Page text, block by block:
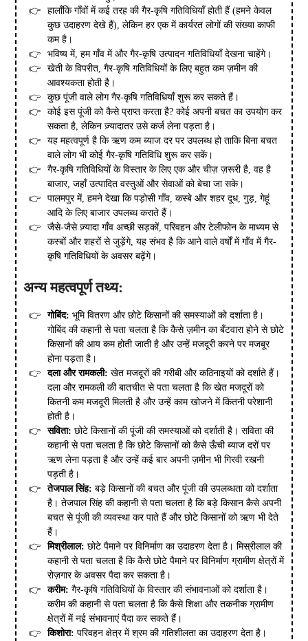
हालाँकि गाँवों में कई तरह की गैर-कृषि गतिविधियाँ होती हैं (हमने केवल
कुछ उदाहरण देखे हैं), लेकिन हर एक में कार्यरत लोगों की संख्या काफी
कम है।
भविष्य में, हम गाँव में और गैर-कृषि उत्पादन गतिविधियाँ देखना चाहेंगे।
खेती के विपरीत, गैर-कृषि गतिविधियों के लिए बहुत कम ज़मीन की
आवश्यकता होती है।
कुछ पूंजी वाले लोग गैर-कृषि गतिविधियाँ शुरू कर सकते हैं।
कोई इस पूंजी को कैसे प्राप्त करता है? कोई अपनी बचत का उपयोग कर
सकता है, लेकिन ज़्यादातर उसे कर्ज लेना पड़ता है।
यह महत्वपूर्ण है कि ऋण कम ब्याज दर पर उपलब्ध हो ताकि बिना बचत
वाले लोग भी कोई गैर-कृषि गतिविधि शुरू कर सकें।
गैर-कृषि गतिविधियों के विस्तार के लिए एक और चीज़ ज़रूरी है, वह है
बाजार, जहाँ उत्पादित वस्तुओं और सेवाओं को बेचा जा सके।
पालमपुर में, हमने देखा कि पड़ोसी गाँव, कस्बे और शहर दूध, गुड़, गेहूं
आदि के लिए बाजार उपलब्ध कराते हैं।
जैसे-जैसे ज़्यादा गाँव अच्छी सड़कों, परिवहन और टेलीफोन के माध्यम से
कस्बों और शहरों से जुड़ेंगे, यह संभव है कि आने वाले वर्षों में गाँव में गैर-
कृषि गतिविधियों के अवसर बढ़ेंगे।
अन्य महत्वपूर्ण तथ्य:
गोबिंद: भूमि वितरण और छोटे किसानों की समस्याओं को दर्शाता है।
गोबिंद की कहानी से पता चलता है कि कैसे ज़मीन का बँटवारा होने से छोटे
किसानों की आय कम होती जाती है और उन्हें मजदूरी करने पर मजबूर
होना पड़ता है।
दला और रामकली: खेत मजदूरों की गरीबी और कठिनाइयों को दर्शाते हैं।
दला और रामकली की बातचीत से पता चलता है कि खेत मजदूरों को
कितनी कम मजदूरी मिलती है और उन्हें काम खोजने में कितनी परेशानी
होती है।
सविता: छोटे किसानों की पूंजी की समस्याओं को दर्शाती है। सविता की
कहानी से पता चलता है कि छोटे किसानों को कैसे ऊँची ब्याज दरों पर
ऋण लेना पड़ता है और उन्हें कई बार अपनी ज़मीन भी गिरवी रखनी
पड़ती है।
तेजपाल सिंह: बड़े किसानों की बचत और पूंजी की उपलब्धता को दर्शाता
है। तेजपाल सिंह की कहानी से पता चलता है कि बड़े किसान कैसे अपनी
बचत से पूंजी की व्यवस्था कर पाते हैं और छोटे किसानों को ऋण भी देते
हैं।
मिश्रीलाल: छोटे पैमाने पर विनिर्माण का उदाहरण देता है। मिस्रीलाल की
कहानी से पता चलता है कि कैसे छोटे पैमाने पर विनिर्माण ग्रामीण क्षेत्रों में
रोज़गार के अवसर पैदा कर सकता है।
करीम: गैर-कृषि गतिविधियों के विस्तार की संभावनाओं को दर्शाता है।
करीम की कहानी से पता चलता है कि कैसे शिक्षा और तकनीक ग्रामीण
क्षेत्रों में नई संभावनाएं पैदा कर सकते हैं।
किशोरा: परिवहन क्षेत्र में श्रम की गतिशीलता का उदाहरण देता है।